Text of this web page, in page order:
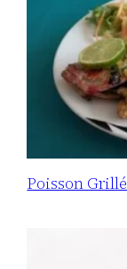
Poisson Grillé